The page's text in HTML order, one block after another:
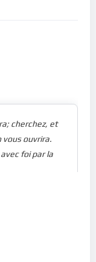
cherchez, et
vous ouvrira.
foi par la